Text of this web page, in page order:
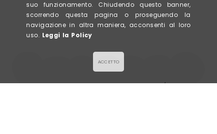
LA GALETTE
Via Civerchi 63/65,
suo funzionamento. Chiudendo questo banner,
scorrendo questa pagina o proseguendo la
navigazione in altra maniera, acconsenti al loro
uso. Leggi la Policy
ACCETTO